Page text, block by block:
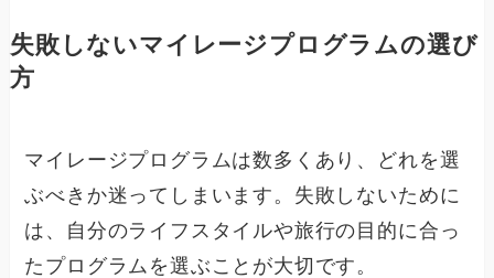
失敗しないマイレージプログラムの選び
方
マイレージプログラムは数多くあり、どれを選
ぶべきか迷ってしまいます。失敗しないために
は、自分のライフスタイルや旅行の目的に合っ
たプログラムを選ぶことが大切です。